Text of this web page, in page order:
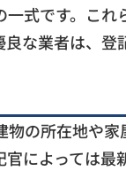
式です。こ
な業者は、登
の所在地や
によっては